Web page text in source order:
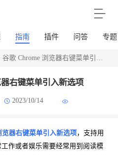
指南 插件 问答 专题
歌 Chrome 浏览器右键菜单引入新选项
右键菜单引入新选项
2023/10/14
器右键菜单引入新选项 ，支持用
作或者娱乐需要经常用到阅读模